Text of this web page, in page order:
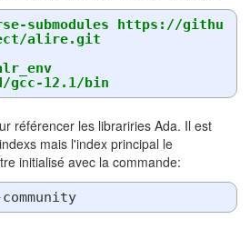
submodules https://githu
alire.git
12.1/bin
référencer les librariries Ada. Il est
mais l'index principal le
initialisé avec la commande:
-community